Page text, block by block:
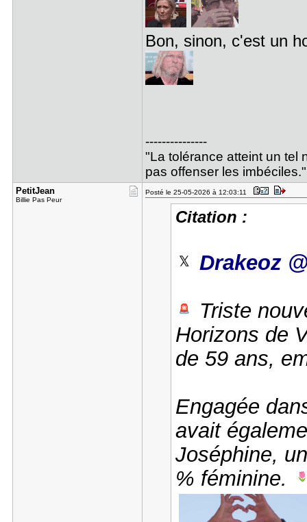
Bon, sinon, c'est un
---------------
"La tolérance atteint un tel
pas offenser les
PetitJean
Billie Pas Peur
Posté le 25-05-2026 à 12:03:11
Citation :
Drakeoz
Triste
Horizons de
de 59 ans,
Engagée
avait
Joséphine,
% féminine.